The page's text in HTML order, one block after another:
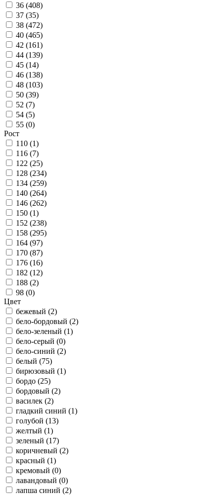
36 (408)
37 (35)
38 (472)
40 (465)
42 (161)
44 (139)
45 (14)
46 (138)
48 (103)
50 (39)
52 (7)
54 (5)
55 (0)
Рост
110 (1)
116 (7)
122 (25)
128 (234)
134 (259)
140 (264)
146 (262)
150 (1)
152 (238)
158 (295)
164 (97)
170 (87)
176 (16)
182 (12)
188 (2)
98 (0)
Цвет
бежевый (2)
бело-бордовый (2)
бело-зеленый (1)
бело-серый (0)
бело-синий (2)
белый (75)
бирюзовый (1)
бордо (25)
бордовый (2)
василек (2)
гладкий синий (1)
голубой (13)
желтый (1)
зеленый (17)
коричневый (2)
красный (1)
кремовый (0)
лавандовый (0)
лапша синий (2)